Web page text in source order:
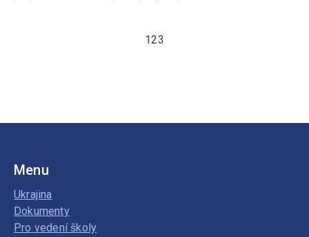
123
Menu
Ukrajina
Dokumenty
Pro vedení školy